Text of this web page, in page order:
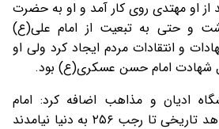
او مهتدی روی کار آمد و او به حضرت
و حتی به تبعیت از امام علی(ع)
و انتقادات مردم ایجاد کرد ولی او
شهادت امام حسن عسکری(ع) بود.
ادیان و مذاهب اضافه کرد: امام
مهدی(عج) بر اساس شواهد تاریخی تا رجب ۲۵۶ به دنیا نیامدند